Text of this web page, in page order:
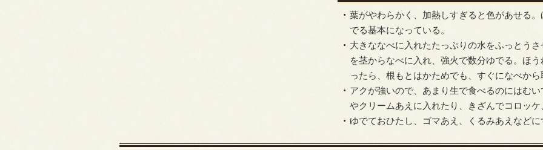
葉がやわらかく、加熱しすぎると色があせる
でる基本になっている。
大きななべに入れたたっぷりの水をふっとう
を茎からなべに入れ、強火で数分ゆでる。ほ
ったら、根もとはかためでも、すぐになべか
アクが強いので、あまり生で食べるのにはむ
やクリームあえに入れたり、きざんでコロッ
ゆでておひたし、ゴマあえ、くるみあえなど